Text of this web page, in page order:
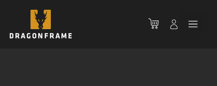
contenuto